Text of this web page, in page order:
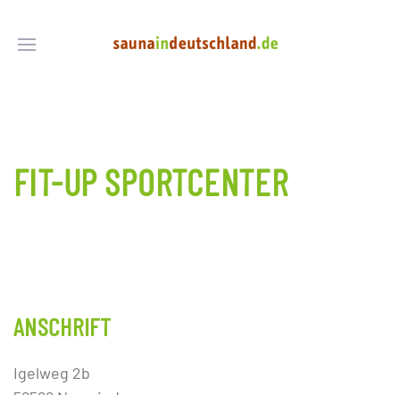
FIT-UP SPORTCENTER
ANSCHRIFT
Igelweg 2b